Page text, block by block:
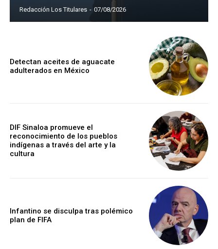
Redacción Los Titulares - 07/08/2026
Detectan aceites de aguacate
adulterados en México
DIF Sinaloa promueve el
reconocimiento de los pueblos
indígenas a través del arte y la
cultura
Infantino se disculpa tras polémico
plan de FIFA